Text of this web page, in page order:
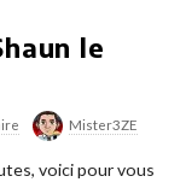
le
Mister3ZE
voici pour vous